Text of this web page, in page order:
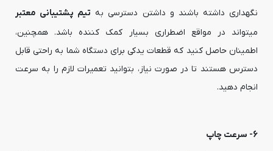
نگهداری داشته باشند و داشتن دسترسی به تیم پشتیبانی معتبر
میتواند در مواقع اضطراری بسیار کمک کننده باشد. همچنین،
اطمینان حاصل کنید که قطعات یدکی برای دستگاه شما به راحتی قابل
دسترس هستند تا در صورت نیاز، بتوانید تعمیرات لازم را به سرعت
انجام دهید.
6- سرعت چاپ